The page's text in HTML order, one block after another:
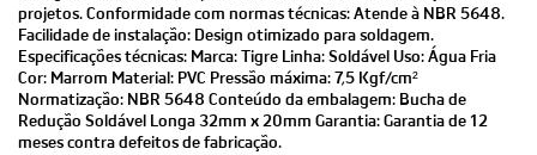
projetos. Conformidade com normas técnicas: Atende à NBR 5648.
Facilidade de instalação: Design otimizado para soldagem.
Especificações técnicas: Marca: Tigre Linha: Soldável Uso: Água Fria
Cor: Marrom Material: PVC Pressão máxima: 7,5 Kgf/cm²
Normatização: NBR 5648 Conteúdo da embalagem: Bucha de
Redução Soldável Longa 32mm x 20mm Garantia: Garantia de 12
meses contra defeitos de fabricação.